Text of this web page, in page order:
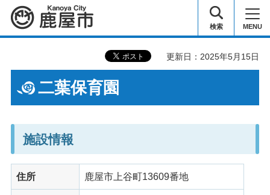
鹿屋市 検索 MENU
更新日：2025年5月15日
二葉保育園
施設情報
住所 鹿屋市上谷町13609番地